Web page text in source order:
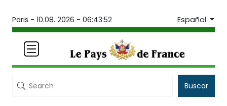
Paris - 10.08. 2026 - 06:43:52 Español
Buscar